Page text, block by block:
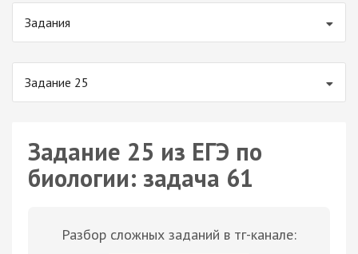
Задания
Задание 25
Задание 25 из ЕГЭ по
биологии: задача 61
Разбор сложных заданий в тг-канале: